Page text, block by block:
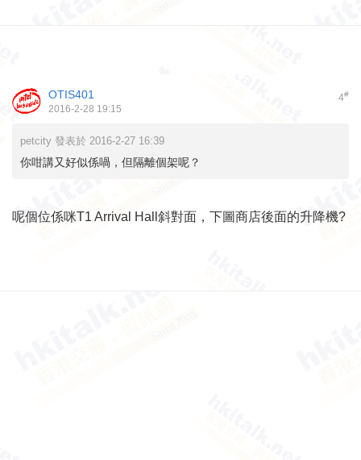
4#
OTIS401
2016-2-28 19:15
petcity 發表於 2016-2-27 16:39
你咁講又好似係喎，但隔離個架呢？
呢個位係咪T1 Arrival Hall斜對面，下圖商店後面的升降機?